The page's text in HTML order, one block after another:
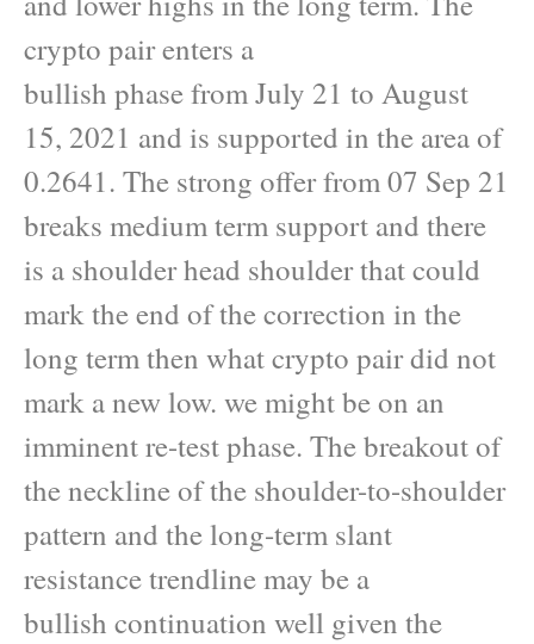
crypto pair enters a
bullish phase from July 21 to August
15, 2021 and is supported in the area of
0.2641. The strong offer from 07 Sep 21
breaks medium term support and there
is a shoulder head shoulder that could
mark the end of the correction in the
long term then what crypto pair did not
mark a new low. we might be on an
imminent re-test phase. The breakout of
the neckline of the shoulder-to-shoulder
pattern and the long-term slant
resistance trendline may be a
bullish continuation well given the